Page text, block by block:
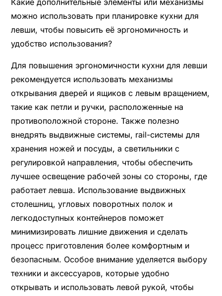
Какие дополнительные элементы или механизмы
можно использовать при планировке кухни для
левши, чтобы повысить её эргономичность и
удобство использования?
Для повышения эргономичности кухни для левши
рекомендуется использовать механизмы
открывания дверей и ящиков с левым вращением,
такие как петли и ручки, расположенные на
противоположной стороне. Также полезно
внедрять выдвижные системы, rail-системы для
хранения ножей и посуды, а светильники с
регулировкой направления, чтобы обеспечить
лучшее освещение рабочей зоны со стороны, где
работает левша. Использование выдвижных
столешниц, угловых поворотных полок и
легкодоступных контейнеров поможет
минимизировать лишние движения и сделать
процесс приготовления более комфортным и
безопасным. Особое внимание уделяется выбору
техники и аксессуаров, которые удобно
открывать и использовать левой рукой, чтобы